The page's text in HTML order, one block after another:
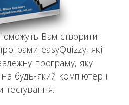
Вам створити
easyQuizzy, які
програму, яку
будь-який комп'ютер і
тестування.